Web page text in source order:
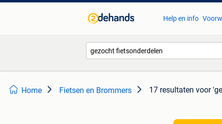
Help en info
Home Fietsen en Brommers 17 resultaten voor